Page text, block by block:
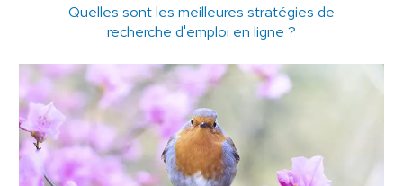
Quelles sont les meilleures stratégies de
recherche d'emploi en ligne ?